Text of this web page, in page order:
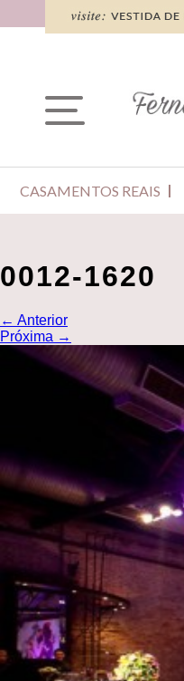
CASAMENTOS REAIS
0012-1620
← Anterior
Próxima →